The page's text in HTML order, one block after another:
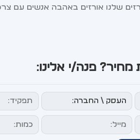
שלנו אורזים באהבה אנשים עם
פנה/י אלינו: